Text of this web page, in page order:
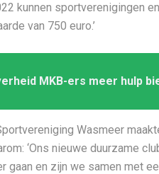
kunnen sportverenigingen
van 750 euro.’
MKB-ers meer hulp
Wasmeer
‘Ons nieuwe duurzame
gaan en zijn we samen met